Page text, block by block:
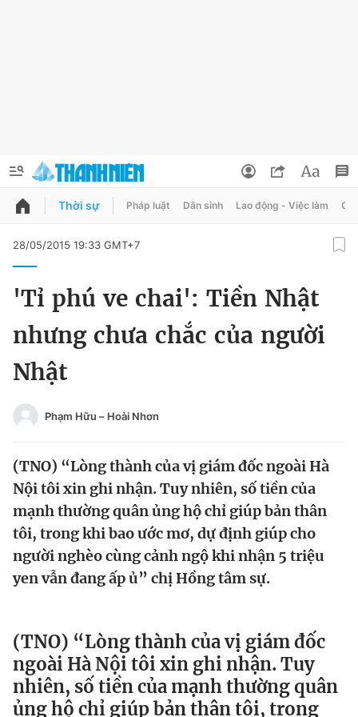
QUẢNG CÁO
Chuyên mục
Chào ngày mới
Video Magazine
Sản phẩm khác
Tiện ích Bạn cần biết
Thông tin tòa soạn Liên hệ quảng cáo
Đổi mật khẩu
Tin đã lưu
Tin đã xem
Đăng xuất
Thời sự Pháp luật Dân sinh Lao động - Việc làm
28/05/2015 19:33 GMT+7
'Tỉ phú ve chai': Tiền Nhật
nhưng chưa chắc của người
Nhật
Phạm Hữu – Hoài Nhơn
(TNO) “Lòng thành của vị giám đốc ngoài Hà
Nội tôi xin ghi nhận. Tuy nhiên, số tiền của
mạnh thường quân ủng hộ chỉ giúp bản thân
tôi, trong khi bao ước mơ, dự định giúp cho
người nghèo cùng cảnh ngộ khi nhận 5 triệu
yen vẫn đang ấp ủ” chị Hồng tâm sự.
(TNO) “Lòng thành của vị giám đốc
ngoài Hà Nội tôi xin ghi nhận. Tuy
nhiên, số tiền của mạnh thường quân
ủng hộ chỉ giúp bản thân tôi, trong